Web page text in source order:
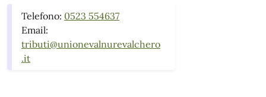
Telefono: 0523 554637
Email:
tributi@unionevalnurevalchero
.it